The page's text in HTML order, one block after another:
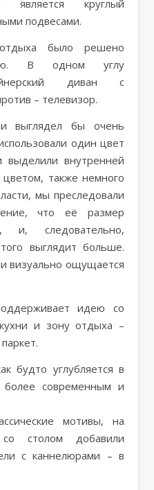
является круглый
подвесами.
было решено
В одном углу
диван с
– телевизор.
выглядел бы очень
один цвет
выделили внутренней
также немного
мы преследовали
что её размер
и, следовательно,
выглядит больше.
визуально ощущается
идею со
и зону отдыха –
будто углубляется в
более современным и
мотивы, на
столом добавили
с каннелюрами – в